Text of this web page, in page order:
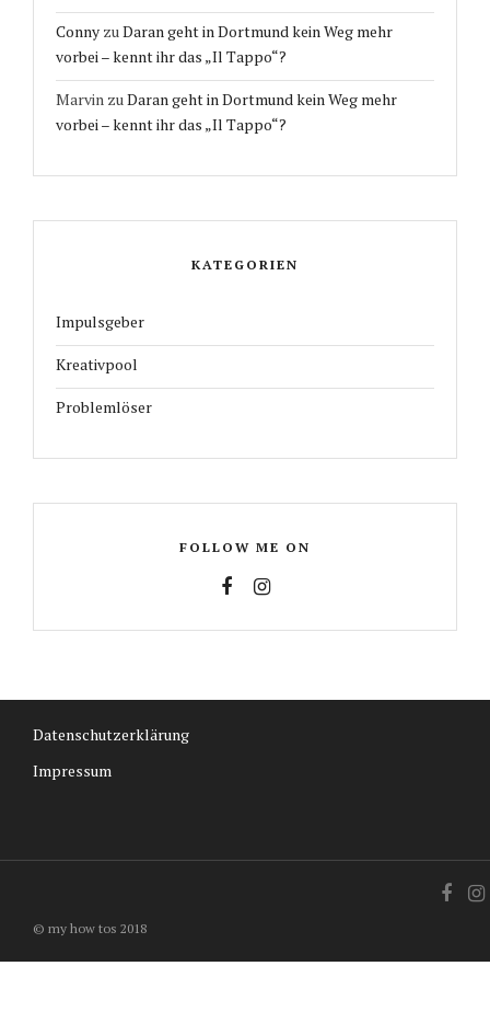
Conny zu Daran geht in Dortmund kein Weg mehr
vorbei – kennt ihr das „Il Tappo“?
Marvin zu Daran geht in Dortmund kein Weg mehr
vorbei – kennt ihr das „Il Tappo“?
KATEGORIEN
Impulsgeber
Kreativpool
Problemlöser
FOLLOW ME ON
Datenschutzerklärung
Impressum
© my how tos 2018